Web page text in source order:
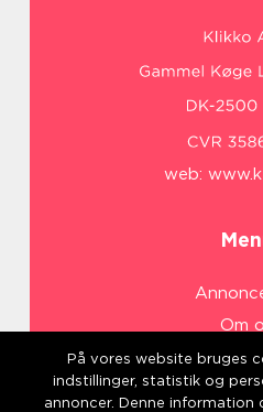
web:
Om
På vores website bruges
indstillinger, statistik og
annoncer. Denne information